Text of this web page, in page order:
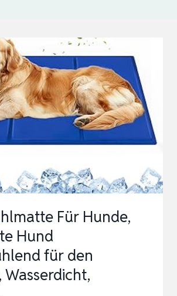
Für Hunde,
Hund
für den
Wasserdicht,